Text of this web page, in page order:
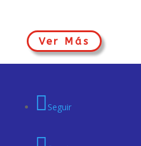
Ver Más
Seguir